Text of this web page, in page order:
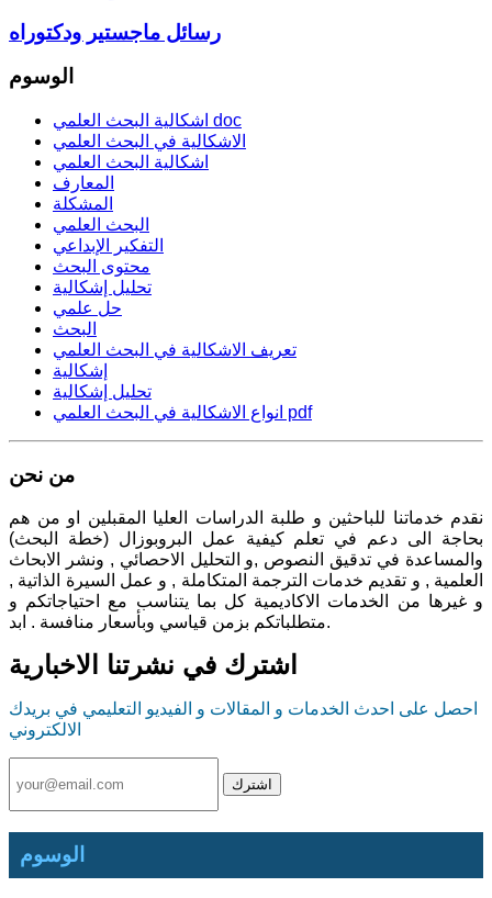
رسائل ماجستير ودكتوراه
الوسوم
اشكالية البحث العلمي doc
الاشكالية في البحث العلمي
اشكالية البحث العلمي
المعارف
المشكلة
البحث العلمي
التفكير الإبداعي
محتوى البحث
تحليل إشكالية
حل علمي
البحث
تعريف الاشكالية في البحث العلمي
إشكالية
تحليل إشكالية
انواع الاشكالية في البحث العلمي pdf
من نحن
نقدم خدماتنا للباحثين و طلبة الدراسات العليا المقبلين او من هم
بحاجة الى دعم في تعلم كيفية عمل البروبوزال (خطة البحث)
والمساعدة في تدقيق النصوص ,و التحليل الاحصائي , ونشر الابحاث
العلمية , و تقديم خدمات الترجمة المتكاملة , و عمل السيرة الذاتية ,
و غيرها من الخدمات الاكاديمية كل بما يتناسب مع احتياجاتكم و
متطلباتكم بزمن قياسي وبأسعار منافسة . ابد.
اشترك في نشرتنا الاخبارية
احصل على احدث الخدمات و المقالات و الفيديو التعليمي في بريدك
الالكتروني
الوسوم